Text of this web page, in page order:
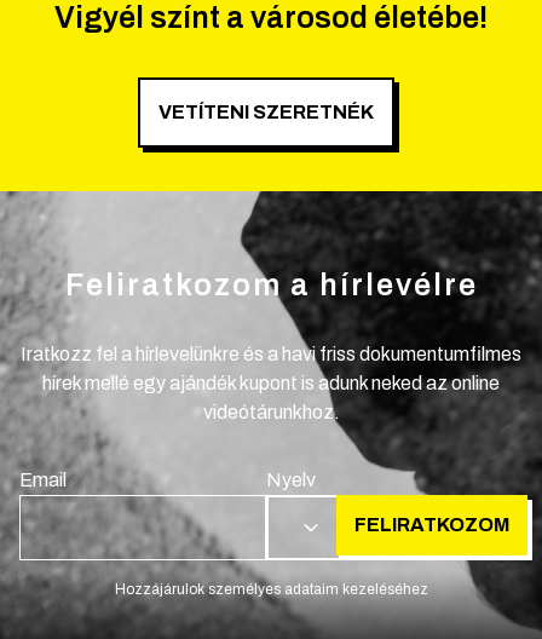
Vigyél színt a városod életébe!
VETÍTENI SZERETNÉK
Feliratkozom a hírlevélre
Iratkozz fel a hírlevelünkre és a havi friss dokumentumfilmes
hírek mellé egy ajándék kupont is adunk neked az online
videótárunkhoz.
Email Nyelv
HU FELIRATKOZOM
Hozzájárulok személyes adataim kezeléséhez